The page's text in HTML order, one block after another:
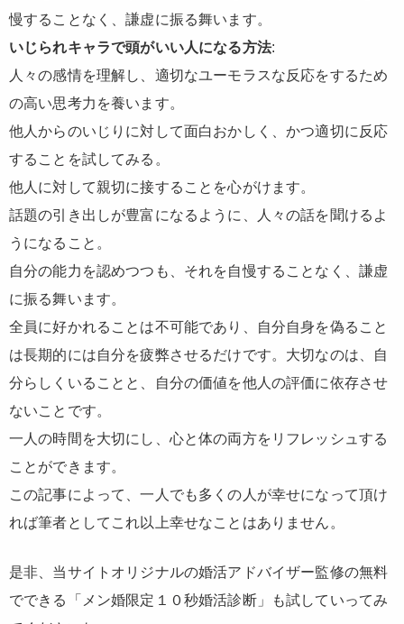
慢することなく、謙虚に振る舞います。
いじられキャラで頭がいい人になる方法:
人々の感情を理解し、適切なユーモラスな反応をするため
の高い思考力を養います。
他人からのいじりに対して面白おかしく、かつ適切に反応
することを試してみる。
他人に対して親切に接することを心がけます。
話題の引き出しが豊富になるように、人々の話を聞けるよ
うになること。
自分の能力を認めつつも、それを自慢することなく、謙虚
に振る舞います。
全員に好かれることは不可能であり、自分自身を偽ること
は長期的には自分を疲弊させるだけです。大切なのは、自
分らしくいることと、自分の価値を他人の評価に依存させ
ないことです。
一人の時間を大切にし、心と体の両方をリフレッシュする
ことができます。
この記事によって、一人でも多くの人が幸せになって頂け
れば筆者としてこれ以上幸せなことはありません。
是非、当サイトオリジナルの婚活アドバイザー監修の無料
でできる「メン婚限定１０秒婚活診断」も試していってみ